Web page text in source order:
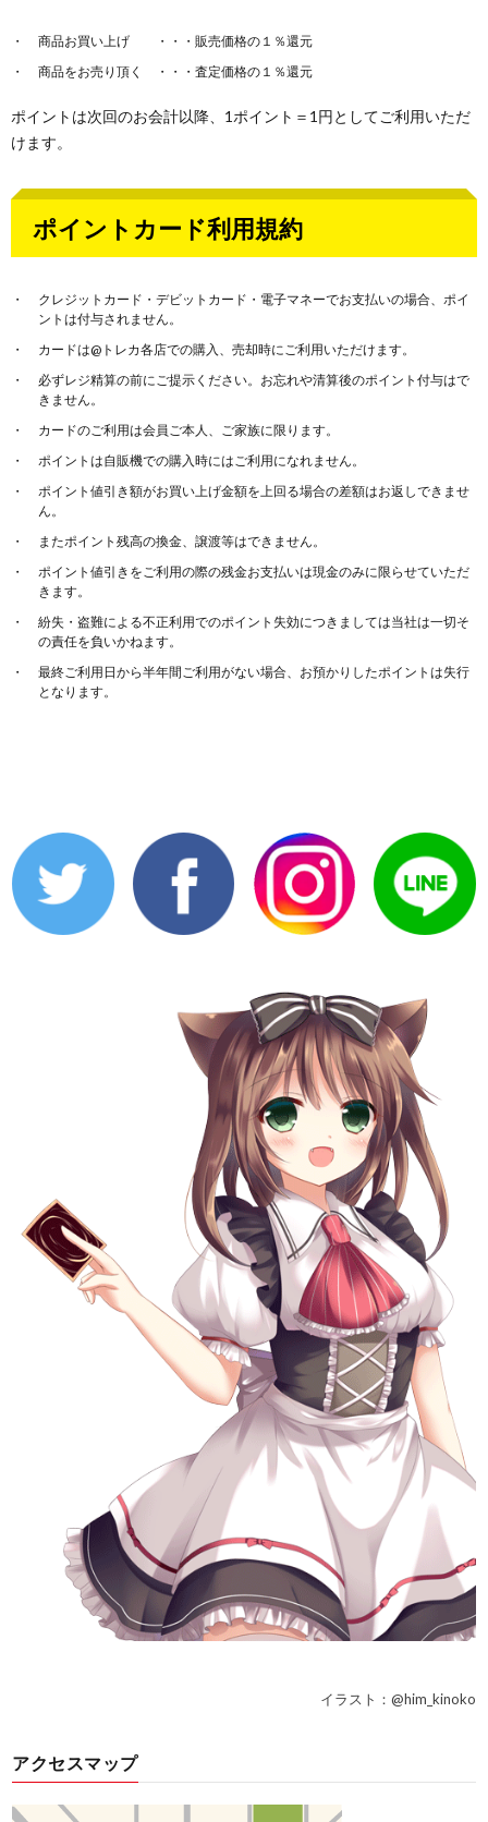
商品お買い上げ ・・・販売価格の１％還元
商品をお売り頂く ・・・査定価格の１％還元
ポイントは次回のお会計以降、1ポイント＝1円としてご利用いただ
けます。
ポイントカード利用規約
クレジットカード・デビットカード・電子マネーでお支払いの場合、ポイ
ントは付与されません。
カードは@トレカ各店での購入、売却時にご利用いただけます。
必ずレジ精算の前にご提示ください。お忘れや清算後のポイント付与はで
きません。
カードのご利用は会員ご本人、ご家族に限ります。
ポイントは自販機での購入時にはご利用になれません。
ポイント値引き額がお買い上げ金額を上回る場合の差額はお返しできませ
ん。
またポイント残高の換金、譲渡等はできません。
ポイント値引きをご利用の際の残金お支払いは現金のみに限らせていただ
きます。
紛失・盗難による不正利用でのポイント失効につきましては当社は一切そ
の責任を負いかねます。
最終ご利用日から半年間ご利用がない場合、お預かりしたポイントは失行
となります。
イラスト：@him_kinoko
アクセスマップ